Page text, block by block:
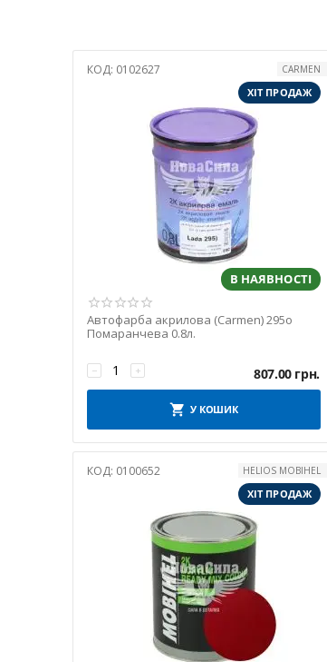
КОД: 0102627
CARMEN
ХІТ ПРОДАЖ
В НАЯВНОСТІ
Автофарба акрилова (Carmen) 295о
Помаранчева 0.8л.
+
− 807.00 грн.
У КОШИК
КОД: 0100652
HELIOS MOBIHEL
ХІТ ПРОДАЖ